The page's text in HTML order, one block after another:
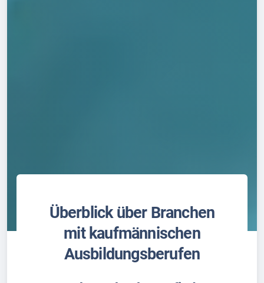
Überblick über Branchen
mit kaufmännischen
Ausbildungsberufen